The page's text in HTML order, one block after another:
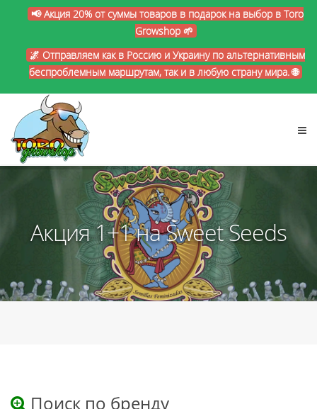
📢 Акция 20% от суммы товаров в подарок на выбор в Toro
Growshop 🌱
🌌 Отправляем как в Россию и Украину по альтернативным
беспроблемным маршрутам, так и в любую страну мира. 🌐
Акция 1+1 на Sweet Seeds
Поиск по бренду